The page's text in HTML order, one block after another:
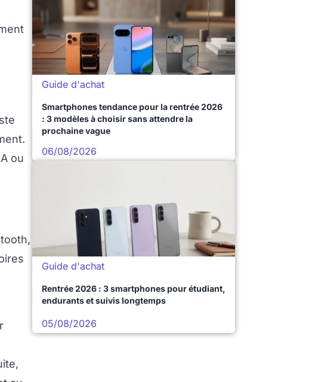
ou
Guide d'achat
Smartphones tendance pour la rentrée 2026
: 3 modèles à choisir sans attendre la
prochaine vague
06/08/2026
Guide d'achat
Rentrée 2026 : 3 smartphones pour étudiant,
endurants et suivis longtemps
05/08/2026